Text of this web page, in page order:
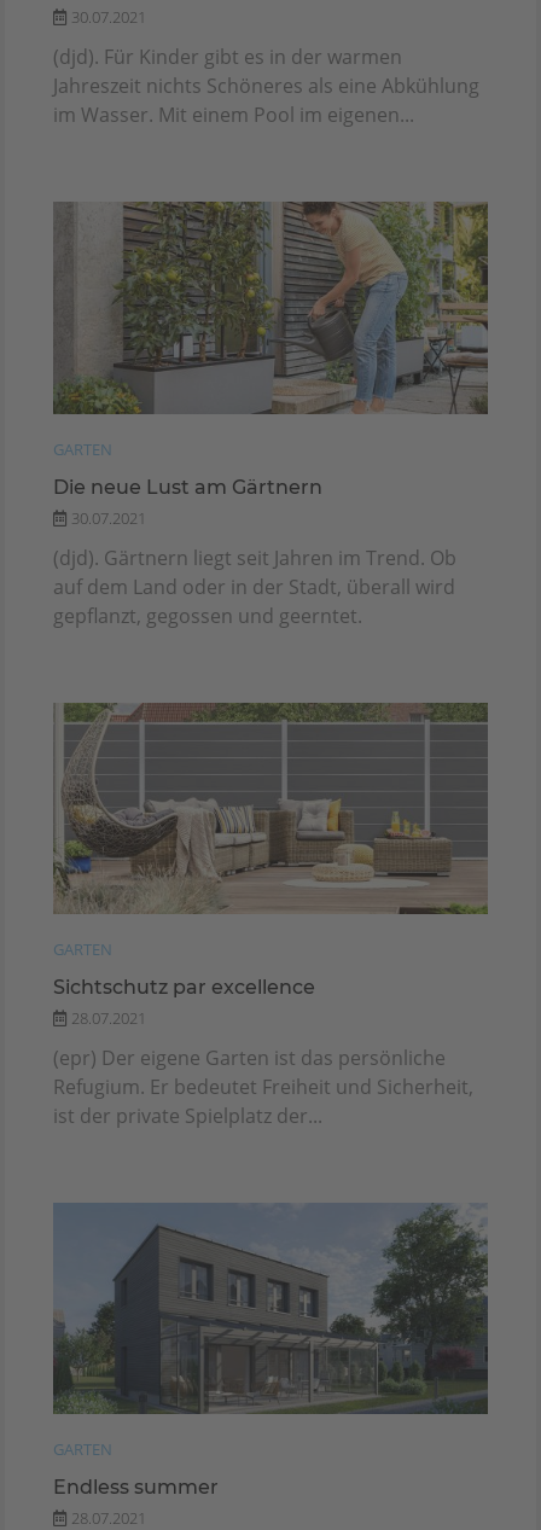
30.07.2021
(djd). Für Kinder gibt es in der warmen
Jahreszeit nichts Schöneres als eine Abkühlung
im Wasser. Mit einem Pool im eigenen...
GARTEN
Die neue Lust am Gärtnern
30.07.2021
(djd). Gärtnern liegt seit Jahren im Trend. Ob
auf dem Land oder in der Stadt, überall wird
gepflanzt, gegossen und geerntet.
GARTEN
Sichtschutz par excellence
28.07.2021
(epr) Der eigene Garten ist das persönliche
Refugium. Er bedeutet Freiheit und Sicherheit,
ist der private Spielplatz der...
GARTEN
Endless summer
28.07.2021